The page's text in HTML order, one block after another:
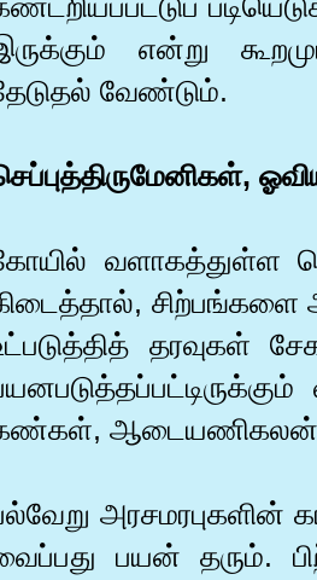
என்று
வேண்டும்.
வளாகத்துள்ள
தரவுகள்
அரசமரபுகளின்
பயன் தரும்.